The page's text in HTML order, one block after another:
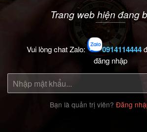
Trang web hiện đang
Vui lòng chat Zalo: 0914114444
đăng nhập
Bạn là quản trị viên? Đăng